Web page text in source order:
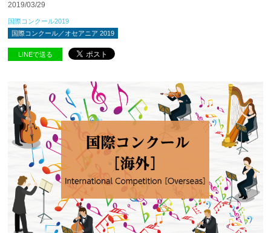
2019/03/29
国際コンクール2019
国際コンクール／オセアニア 2019
LINEで送る